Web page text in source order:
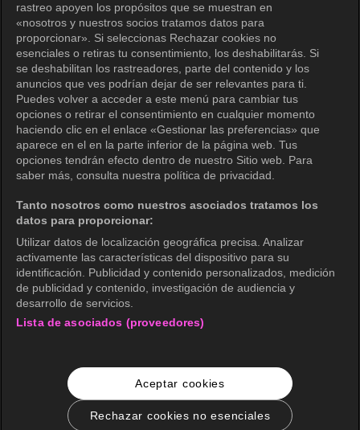
Términos de uso
Política de privacidad
Política de privacidad (Europa)
Política de privacidad (Oceanía)
Política de privacidad (Brasil)
Derechos de privacidad de California
Política de cookies (Administrar tus
No venda mi información personal
Guía de calificaciones
Accesibilidad
wavve Americas
Consultas comerciales
rastreo apoyen los propósitos que se muestran en
«nosotros y nuestros socios tratamos datos para
proporcionar». Si seleccionas Rechazar cookies no
esenciales o retiras tu consentimiento, los deshabilitarás. Si
se deshabilitan los rastreadores, parte del contenido y los
anuncios que ves podrían dejar de ser relevantes para ti.
Puedes volver a acceder a este menú para cambiar tus
opciones o retirar el consentimiento en cualquier momento
haciendo clic en el enlace «Gestionar las preferencias» que
aparece en el en la parte inferior de la página web. Tus
opciones tendrán efecto dentro de nuestro Sitio web. Para
saber más, consulta nuestra política de privacidad.
Tanto nosotros como nuestros asociados tratamos los
datos para proporcionar:
Utilizar datos de localización geográfica precisa. Analizar
activamente las características del dispositivo para su
identificación. Publicidad y contenido personalizados, medición
de publicidad y contenido, investigación de audiencia y
desarrollo de servicios.
Lista de asociados (proveedores)
Aceptar cookies
Rechazar cookies no esenciales